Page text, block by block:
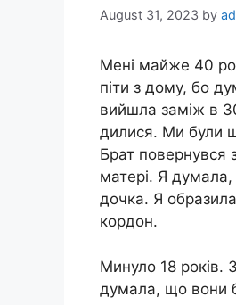
August 31, 2023 by
Мені майже 40
піти з дому, бо
вийшла заміж в
дилися. Ми були
Брат повернувся
матері. Я
дочка. Я
кордон.
Минуло 18 років.
думала, що вони